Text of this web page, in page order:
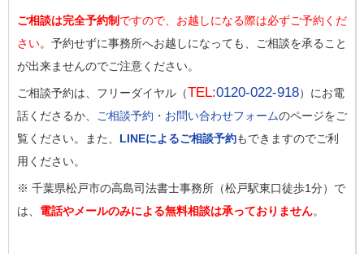
ご相談は完全予約制 ですので、お越しになる際は必ずご予約くだ
さい。予約せずに事務所へお越しになっても、ご相談を承ること
が出来ませんのでご注意ください。
ご相談予約は、フリーダイヤル（TEL:0120-022-918）にお電
話くださるか、
ご相談予約・お問い合わせフォームのページをご
覧ください。また、 LINEによるご相談予約もできますのでご利
用ください。
※ 千葉県松戸市の高島司法書士事務所（松戸駅東口徒歩1分）で
は、 電話やメールのみによる無料相談は承っておりません。